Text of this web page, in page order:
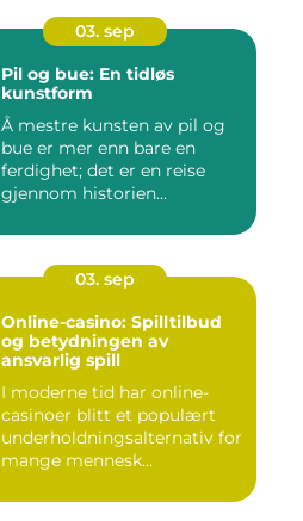
03. sep
Pil og bue: En tidløs
kunstform
Å mestre kunsten av pil og
bue er mer enn bare en
ferdighet; det er en reise
gjennom historien...
03. sep
Online-casino: Spilltilbud
og betydningen av
ansvarlig spill
I moderne tid har online-
casinoer blitt et populært
underholdningsalternativ for
mange mennesk...